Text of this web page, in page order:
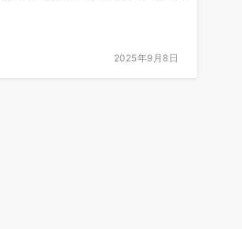
2025年9月8日